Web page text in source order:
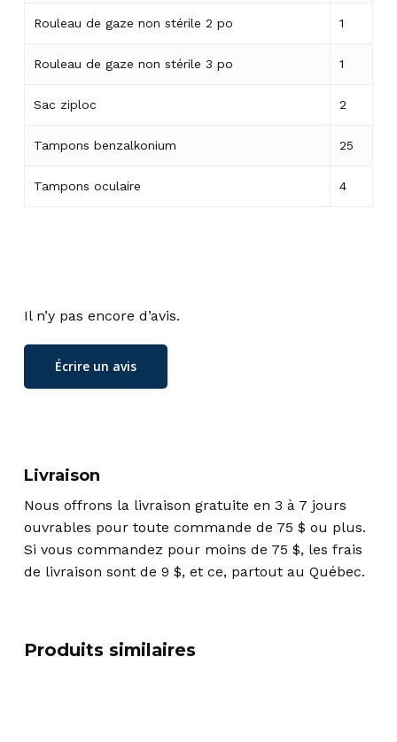
Rouleau de gaze non stérile 2 po 1
Rouleau de gaze non stérile 3 po 1
Sac ziploc 2
Tampons benzalkonium 25
Tampons oculaire 4
Il n’y pas encore d’avis.
Écrire un avis
Livraison
Nous offrons la livraison gratuite en 3 à 7 jours
ouvrables pour toute commande de 75 $ ou plus.
Si vous commandez pour moins de 75 $, les frais
de livraison sont de 9 $, et ce, partout au Québec.
Produits similaires